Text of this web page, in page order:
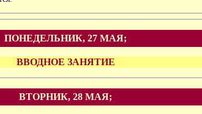
ПОНЕДЕЛЬНИК, 27 МАЯ;
ВВОДНОЕ ЗАНЯТИЕ
ВТОРНИК, 28 МАЯ;